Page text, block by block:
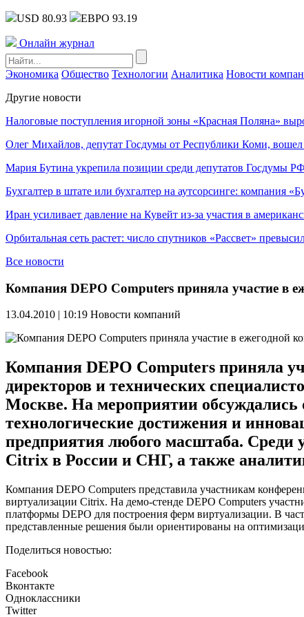
USD 80.93 ЕВРО 93.19
Онлайн журнал
Экономика Общество Технологии Аналитика Новости
Другие новости
Налоговые поступления игорной зоны «Красная Поляна»
Олег Михайлов, депутат Госдумы от Республики Коми, вошел
Мария Бутина укрепила позиции среди депутатов Госдумы
Бухгалтер в штате или бухгалтер на аутсорсинге: компания
Иран усиливает давление на Кувейт из-за участия в
Орбитальная сеть растет: число спутников «Рассвет»
Все новости
Компания DEPO Computers приняла участие в
13.04.2010 | 10:19 Новости компаний
Компания DEPO Computers приняла
директоров и технических
Москве. На мероприятии обсуждались
технологические достижения и
предприятия любого масштаба. Среди
Citrix в России и СНГ, а также
Компания DEPO Computers представила участникам
виртуализации Citrix. На демо-стенде DEPO Computers
платформы DEPO для построения ферм виртуализации. В
представленные решения были ориентированы на
Поделиться новостью:
Facebook
Вконтакте
Одноклассники
Twitter